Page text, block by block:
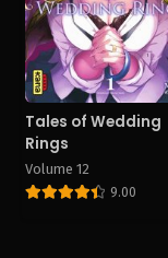
Tales of Wedding
Rings
Volume 12
9.00